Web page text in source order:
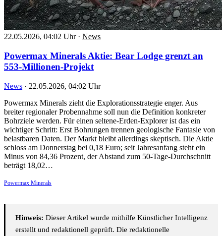
22.05.2026, 04:02 Uhr · News
Powermax Minerals Aktie: Bear Lodge grenzt an
553-Millionen-Projekt
News · 22.05.2026, 04:02 Uhr
Powermax Minerals zieht die Explorationsstrategie enger. Aus
breiter regionaler Probennahme soll nun die Definition konkreter
Bohrziele werden. Für einen seltene-Erden-Explorer ist das ein
wichtiger Schritt: Erst Bohrungen trennen geologische Fantasie von
belastbaren Daten. Der Markt bleibt allerdings skeptisch. Die Aktie
schloss am Donnerstag bei 0,18 Euro; seit Jahresanfang steht ein
Minus von 84,36 Prozent, der Abstand zum 50-Tage-Durchschnitt
beträgt 18,02…
Powermax Minerals
Hinweis: Dieser Artikel wurde mithilfe Künstlicher Intelligenz
erstellt und redaktionell geprüft. Die redaktionelle